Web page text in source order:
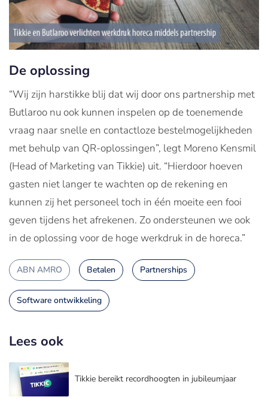
De oplossing
“Wij zijn harstikke blij dat wij door ons partnership met
Butlaroo nu ook kunnen inspelen op de toenemende
vraag naar snelle en contactloze bestelmogelijkheden
met behulp van QR-oplossingen”, legt Moreno Kensmil
(Head of Marketing van Tikkie) uit. “Hierdoor hoeven
gasten niet langer te wachten op de rekening en
kunnen zij het personeel toch in één moeite een fooi
geven tijdens het afrekenen. Zo ondersteunen we ook
in de oplossing voor de hoge werkdruk in de horeca.”
ABN AMRO Betalen Partnerships
Software ontwikkeling
Lees ook
Tikkie bereikt recordhoogten in jubileumjaar